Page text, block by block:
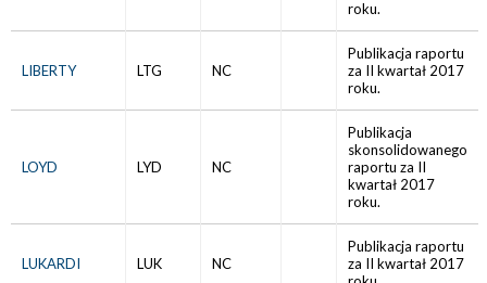
roku.
LIBERTY LTG NC
Publikacja raportu
za II kwartał 2017
roku.
LOYD LYD NC
Publikacja
skonsolidowanego
raportu za II
kwartał 2017
roku.
LUKARDI LUK NC
Publikacja raportu
za II kwartał 2017